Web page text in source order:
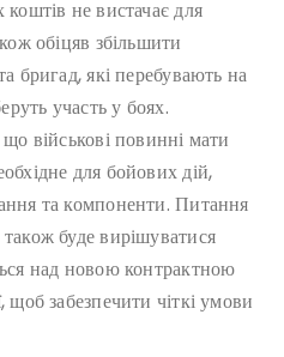
не вистачає для
обіцяв збільшити
бригад, які перебувають на
участь у боях.
військові повинні мати
для бойових дій,
та компоненти. Питання
буде вирішуватися
над новою контрактною
забезпечити чіткі умови